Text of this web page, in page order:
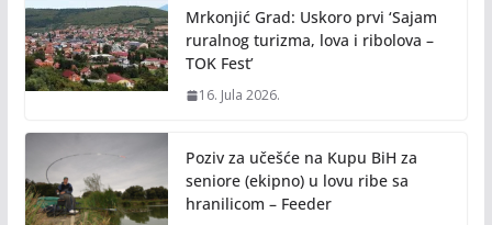
Mrkonjić Grad: Uskoro prvi ‘Sajam
ruralnog turizma, lova i ribolova –
TOK Fest’
16. Jula 2026.
Poziv za učešće na Kupu BiH za
seniore (ekipno) u lovu ribe sa
hranilicom – Feeder